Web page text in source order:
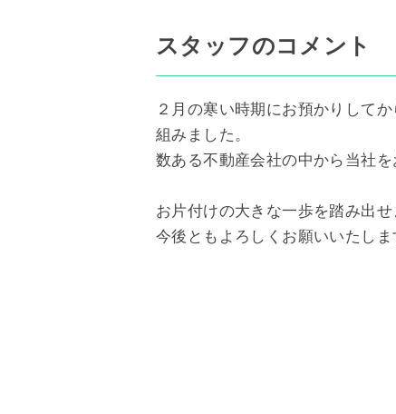
スタッフのコメント
２月の寒い時期にお預かりして
組みました。
数ある不動産会社の中から当社
お片付けの大きな一歩を踏み出せ
今後ともよろしくお願いいたしま